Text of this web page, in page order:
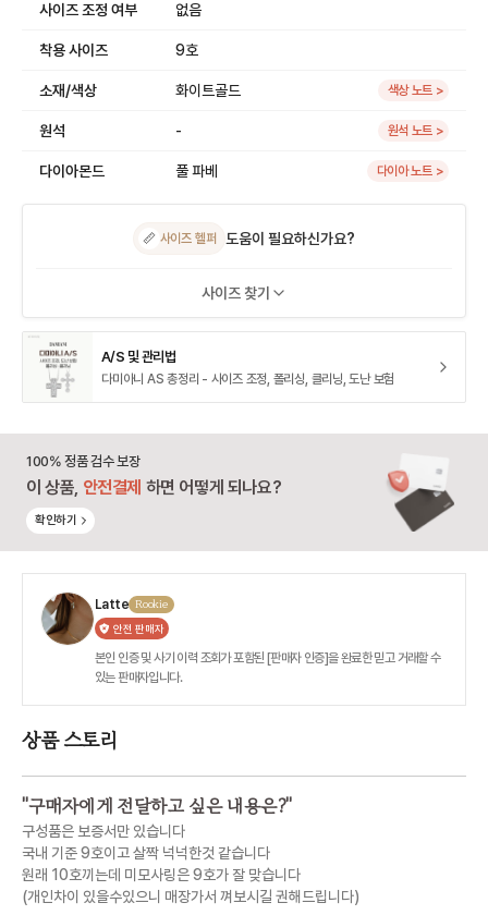
사이즈 조정 여부 없음
착용 사이즈 9호
소재/색상 화이트골드 색상 노트 >
원석 - 원석 노트 >
다이아몬드 풀 파베 다이아 노트 >
📏 사이즈 헬퍼 도움이 필요하신가요?
사이즈 찾기
A/S 및 관리법
다미아니 AS 총정리 - 사이즈 조정, 폴리싱, 클리닝, 도난 보험
100% 정품 검수 보장
이 상품, 안전결제 하면 어떻게 되나요?
확인하기
Latte Rookie
안전 판매자
본인 인증 및 사기 이력 조회가 포함된 [판매자 인증]을 완료한 믿고 거래할 수
있는 판매자입니다.
상품 스토리
"구매자에게 전달하고 싶은 내용은?"
구성품은 보증서만 있습니다
국내 기준 9호이고 살짝 넉넉한것 같습니다
원래 10호끼는데 미모사링은 9호가 잘 맞습니다
(개인차이 있을수있으니 매장가서 껴보시길 권해드립니다)